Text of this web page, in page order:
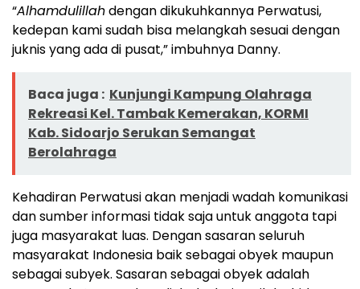
“Alhamdulillahdengan dikukuhkannya Perwatusi,
kedepan kami sudah bisa melangkah sesuai dengan
juknis yang ada di pusat,” imbuhnya Danny.
Baca juga : Kunjungi Kampung Olahraga
Rekreasi Kel. Tambak Kemerakan, KORMI
Kab. Sidoarjo Serukan Semangat
Berolahraga
Kehadiran Perwatusi akan menjadi wadah komunikasi
dan sumber informasi tidak saja untuk anggota tapi
juga masyarakat luas. Dengan sasaran seluruh
masyarakat Indonesia baik sebagai obyek maupun
sebagai subyek. Sasaran sebagai obyek adalah